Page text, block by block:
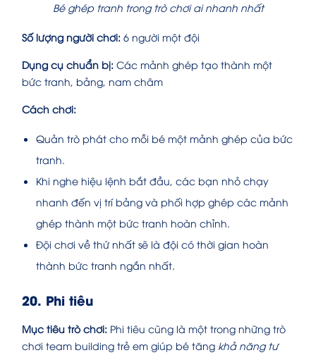
Bé ghép tranh trong trò chơi ai nhanh nhất
Số lượng người chơi: 6 người một đội
Dụng cụ chuẩn bị: Các mảnh ghép tạo thành một
bức tranh, bảng, nam châm
Cách chơi:
Quản trò phát cho mỗi bé một mảnh ghép của bức
tranh.
Khi nghe hiệu lệnh bắt đầu, các bạn nhỏ chạy
nhanh đến vị trí bảng và phối hợp ghép các mảnh
ghép thành một bức tranh hoàn chỉnh.
Đội chơi về thứ nhất sẽ là đội có thời gian hoàn
thành bức tranh ngắn nhất.
20. Phi tiêu
Mục tiêu trò chơi: Phi tiêu cũng là một trong những trò
chơi team building trẻ em giúp bé tăng khả năng tư